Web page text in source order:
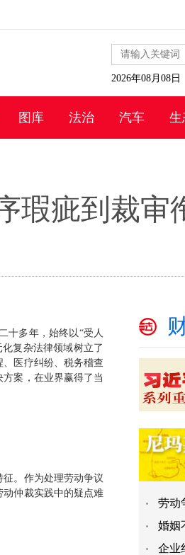
2026年08月08
图库 法治 汽车 生
瑕疵到裁审
十多年，始终以“受人
复杂法律领域树立了
医疗纠纷、税务稽查
案，在业界赢得了当
。作为处理劳动争议
仲裁实践中的疑点难
劳动
婚姻
企业